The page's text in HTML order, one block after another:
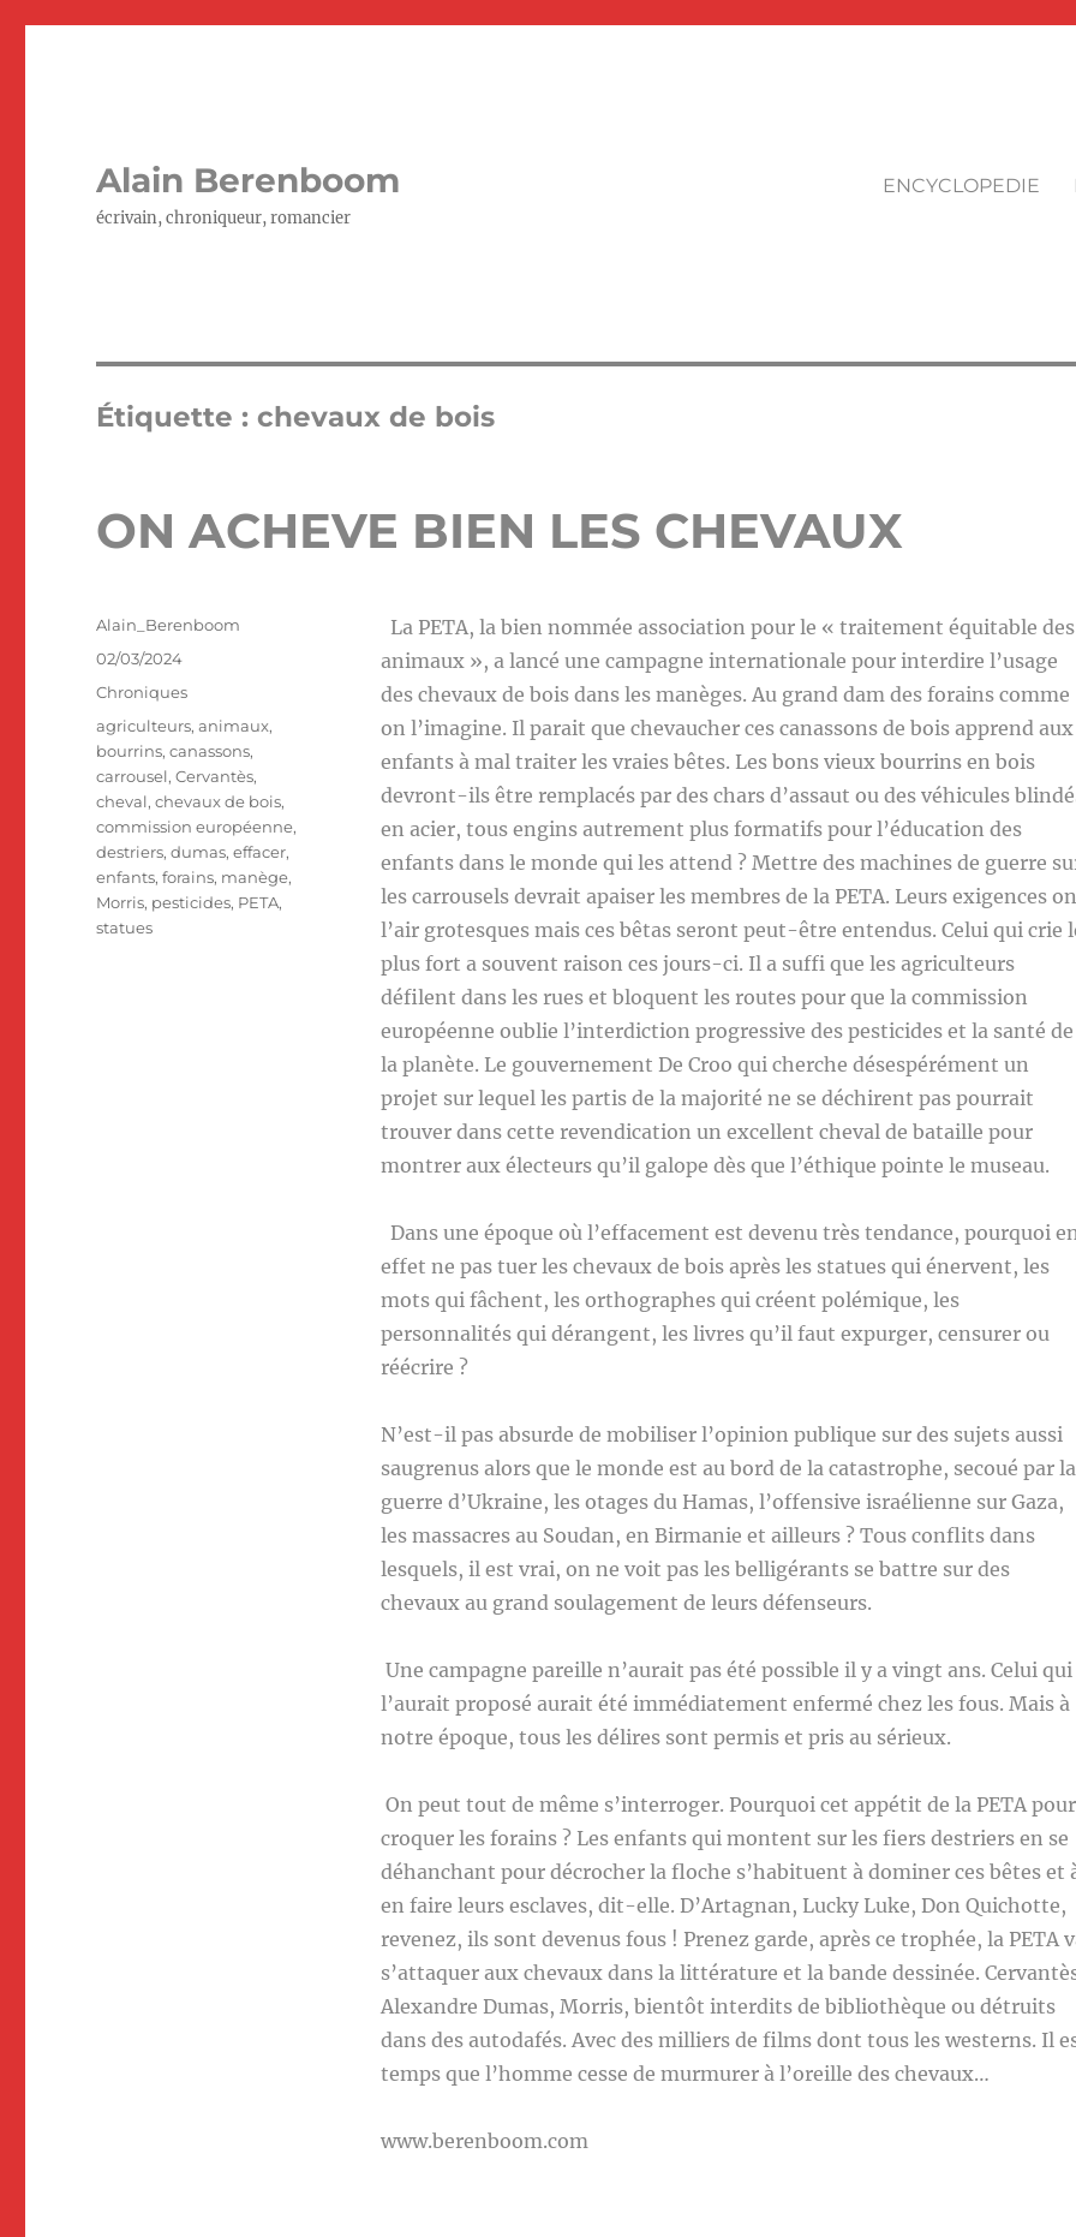
Alain Berenboom
écrivain, chroniqueur, romancier
ENCYCLOPEDIE
Étiquette :chevaux de bois
ON ACHEVE BIEN LES CHEVAUX
La PETA, la bien nommée association pour le « traitement équitable des
animaux », a lancé une campagne internationale pour interdire l’usage
des chevaux de bois dans les manèges. Au grand dam des forains comme
on l’imagine. Il parait que chevaucher ces canassons de bois apprend aux
enfants à mal traiter les vraies bêtes. Les bons vieux bourrins en bois
devront-ils être remplacés par des chars d’assaut ou des véhicules
en acier, tous engins autrement plus formatifs pour l’éducation des
enfants dans le monde qui les attend ? Mettre des machines de guerre
les carrousels devrait apaiser les membres de la PETA. Leurs exigences
l’air grotesques mais ces bêtas seront peut-être entendus. Celui qui crie
plus fort a souvent raison ces jours-ci. Il a suffi que les agriculteurs
défilent dans les rues et bloquent les routes pour que la commission
européenne oublie l’interdiction progressive des pesticides et la santé de
la planète. Le gouvernement De Croo qui cherche désespérément un
projet sur lequel les partis de la majorité ne se déchirent pas pourrait
trouver dans cette revendication un excellent cheval de bataille pour
montrer aux électeurs qu’il galope dès que l’éthique pointe le museau.
Dans une époque où l’effacement est devenu très tendance, pourquoi
effet ne pas tuer les chevaux de bois après les statues qui énervent, les
mots qui fâchent, les orthographes qui créent polémique, les
personnalités qui dérangent, les livres qu’il faut expurger, censurer ou
réécrire ?
N’est-il pas absurde de mobiliser l’opinion publique sur des sujets aussi
saugrenus alors que le monde est au bord de la catastrophe, secoué par la
guerre d’Ukraine, les otages du Hamas, l’offensive israélienne sur Gaza,
les massacres au Soudan, en Birmanie et ailleurs ? Tous conflits dans
lesquels, il est vrai, on ne voit pas les belligérants se battre sur des
chevaux au grand soulagement de leurs défenseurs.
Une campagne pareille n’aurait pas été possible il y a vingt ans. Celui qui
l’aurait proposé aurait été immédiatement enfermé chez les fous. Mais à
notre époque, tous les délires sont permis et pris au sérieux.
On peut tout de même s’interroger. Pourquoi cet appétit de la PETA pour
croquer les forains ? Les enfants qui montent sur les fiers destriers en se
déhanchant pour décrocher la floche s’habituent à dominer ces bêtes et
en faire leurs esclaves, dit-elle. D’Artagnan, Lucky Luke, Don Quichotte,
revenez, ils sont devenus fous ! Prenez garde, après ce trophée, la PETA
s’attaquer aux chevaux dans la littérature et la bande dessinée.
Alexandre Dumas, Morris, bientôt interdits de bibliothèque ou détruits
dans des autodafés. Avec des milliers de films dont tous les westerns. Il
temps que l’homme cesse de murmurer à l’oreille des chevaux…
www.berenboom.com
Auteur
Alain_Berenboom
Publié
le
02/03/2024
Catégories
Chroniques
Étiquettes
agriculteurs,animaux,
bourrins,canassons,
carrousel,Cervantès,
cheval,chevaux de bois,
commission européenne,
destriers,dumas,effacer,
enfants,forains, manège,
Morris, pesticides, PETA,
statues